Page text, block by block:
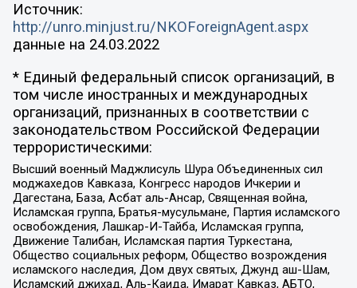
Источник:
http://unro.minjust.ru/NKOForeignAgent.aspx
данные на 24.03.2022
* Единый федеральный список организаций, в
том числе иностранных и международных
организаций, признанных в соответствии с
законодательством Российской Федерации
террористическими:
Высший военный Маджлисуль Шура Объединенных сил
моджахедов Кавказа, Конгресс народов Ичкерии и
Дагестана, База, Асбат аль-Ансар, Священная война,
Исламская группа, Братья-мусульмане, Партия исламского
освобождения, Лашкар-И-Тайба, Исламская группа,
Движение Талибан, Исламская партия Туркестана,
Общество социальных реформ, Общество возрождения
исламского наследия, Дом двух святых, Джунд аш-Шам,
Исламский джихад, Аль-Каида, Имарат Кавказ, АБТО,